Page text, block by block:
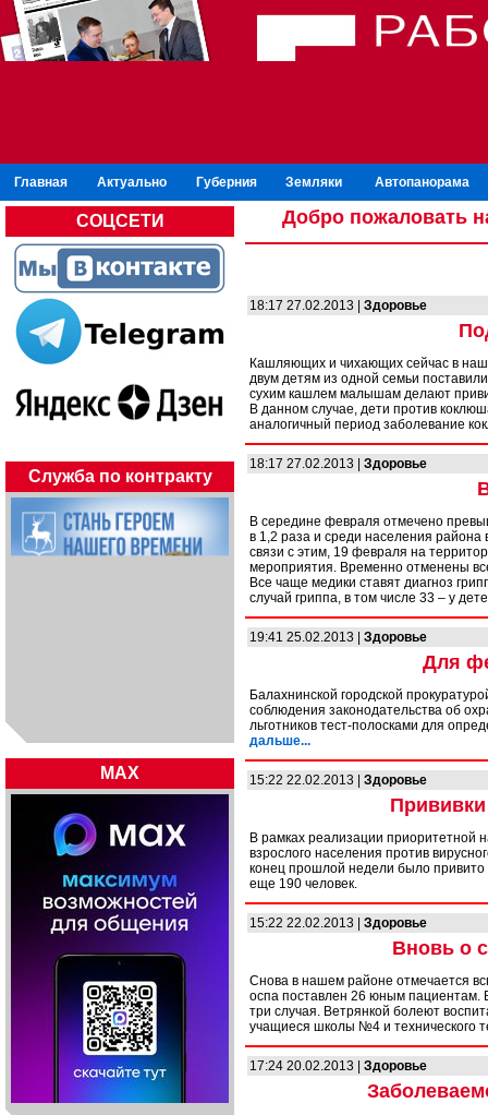
Главная Актуально Губерния Земляки Автопанорама
СОЦСЕТИ
Служба по контракту
MAX
Добро пожаловать
18:17 27.02.2013 | Здоровье
Кашляющих и чихающих сейчас в
двум детям из одной семьи
сухим кашлем малышам делают
В данном случае, дети против
аналогичный период заболевание
18:17 27.02.2013 | Здоровье
В середине февраля отмечено
в 1,2 раза и среди населения района
связи с этим, 19 февраля на
мероприятия. Временно отменены
Все чаще медики ставят диагноз
случай гриппа, в том числе 33 – у
19:41 25.02.2013 | Здоровье
Для
Балахнинской городской
соблюдения законодательства об
льготников тест-полосками для
дальше...
15:22 22.02.2013 | Здоровье
В рамках реализации приоритетной
взрослого населения против
конец прошлой недели было привито
еще 190 человек.
15:22 22.02.2013 | Здоровье
Вновь о
Снова в нашем районе отмечается
оспа поставлен 26 юным пациентам.
три случая. Ветрянкой болеют
учащиеся школы №4 и технического
17:24 20.02.2013 | Здоровье